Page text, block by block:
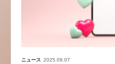
ニュース 2025.09.07